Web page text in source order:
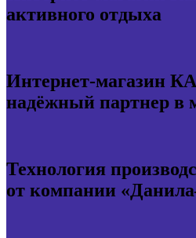
активного отдыха
Интернет-магазин
надёжный партнер в
Технология
от компании